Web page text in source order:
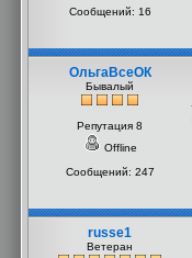
Сообщений: 16
ОльгаВсеОК
Бывалый
Репутация 8
Offline
Сообщений: 247
russe1
Ветеран